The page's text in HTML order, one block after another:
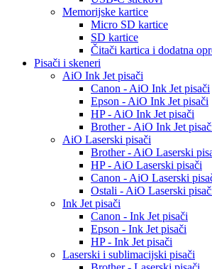
Memorijske kartice
Micro SD kartice
SD kartice
Čitači kartica i dodatna
Pisači i skeneri
AiO Ink Jet pisači
Canon - AiO Ink Jet pisači
Epson - AiO Ink Jet pisači
HP - AiO Ink Jet pisači
Brother - AiO Ink Jet
AiO Laserski pisači
Brother - AiO Laserski
HP - AiO Laserski pisači
Canon - AiO Laserski
Ostali - AiO Laserski
Ink Jet pisači
Canon - Ink Jet pisači
Epson - Ink Jet pisači
HP - Ink Jet pisači
Laserski i sublimacijski pisači